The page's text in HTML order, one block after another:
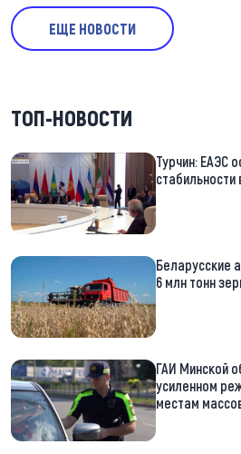
ЕЩЕ НОВОСТИ
ТОП-НОВОСТИ
Турчин: ЕАЭС
стабильности
Беларусские
6 млн тонн
ГАИ Минской
усиленном
местам